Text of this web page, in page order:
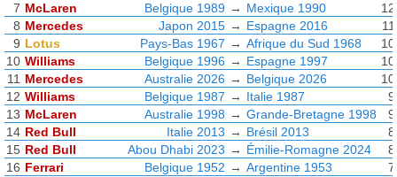
7 McLaren Belgique 1989 → Mexique 1990
12
8 Mercedes Japon 2015 → Espagne 2016
11
9 Lotus Pays-Bas 1967 → Afrique du Sud 1968
10
10 Williams Belgique 1996 → Espagne 1997
10
11 Mercedes Australie 2026 → Belgique 2026
10
12 Williams Belgique 1987 → Italie 1987
9
13 McLaren Australie 1998 → Grande-Bretagne 1998
9
14 Red Bull Italie 2013 → Brésil 2013
8
15 Red Bull Abou Dhabi 2023 → Émilie-Romagne 2024
8
16 Ferrari Belgique 1952 → Argentine 1953
7